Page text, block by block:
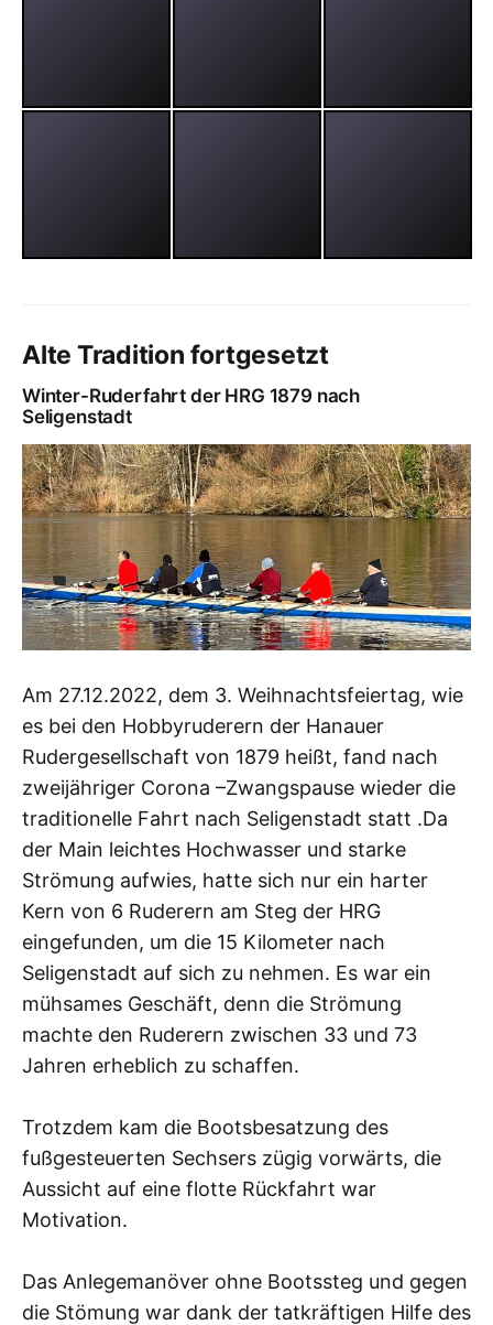
Alte Tradition fortgesetzt
Winter-Ruderfahrt der HRG 1879 nach
Seligenstadt
Am 27.12.2022, dem 3. Weihnachtsfeiertag, wie
es bei den Hobbyruderern der Hanauer
Rudergesellschaft von 1879 heißt, fand nach
zweijähriger Corona –Zwangspause wieder die
traditionelle Fahrt nach Seligenstadt statt .Da
der Main leichtes Hochwasser und starke
Strömung aufwies, hatte sich nur ein harter
Kern von 6 Ruderern am Steg der HRG
eingefunden, um die 15 Kilometer nach
Seligenstadt auf sich zu nehmen. Es war ein
mühsames Geschäft, denn die Strömung
machte den Ruderern zwischen 33 und 73
Jahren erheblich zu schaffen.
Trotzdem kam die Bootsbesatzung des
fußgesteuerten Sechsers zügig vorwärts, die
Aussicht auf eine flotte Rückfahrt war
Motivation.
Das Anlegemanöver ohne Bootssteg und gegen
die Stömung war dank der tatkräftigen Hilfe des